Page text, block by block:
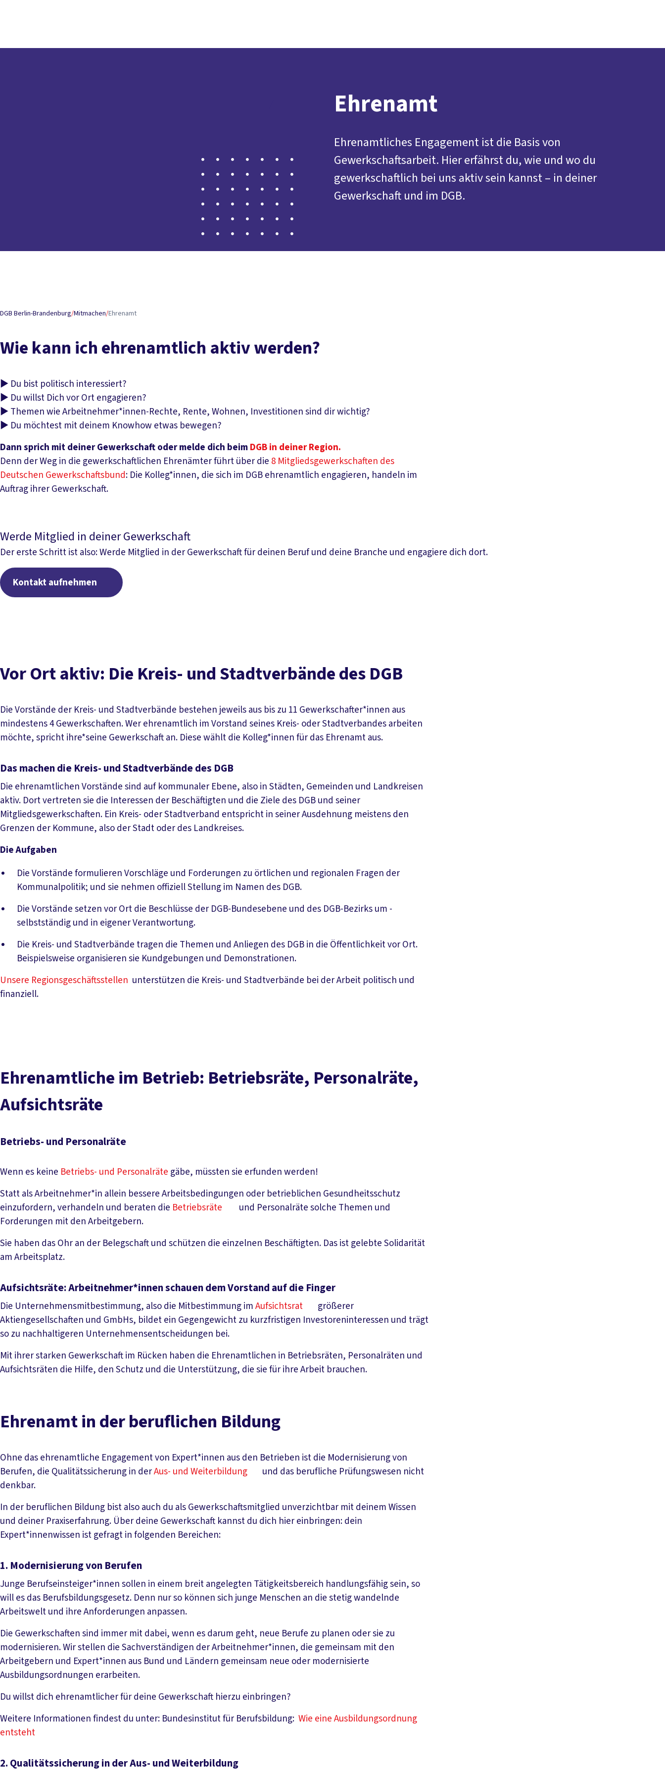
Ehrenamt
Ehrenamtliches Engagement ist die Basis von
Gewerkschaftsarbeit. Hier erfährst du, wie und wo du
gewerkschaftlich bei uns aktiv sein kannst – in deiner
Gewerkschaft und im DGB.
DGB Berlin-Brandenburg/Mitmachen/Ehrenamt
Wie kann ich ehrenamtlich aktiv werden?
► Du bist politisch interessiert?
► Du willst Dich vor Ort engagieren?
► Themen wie Arbeitnehmer*innen-Rechte, Rente, Wohnen, Investitionen sind dir wichtig?
► Du möchtest mit deinem Knowhow etwas bewegen?
Dann sprich mit deiner Gewerkschaft oder melde dich beimDGB in deiner Region.
Denn der Weg in die gewerkschaftlichen Ehrenämter führt über die 8 Mitgliedsgewerkschaften des
Deutschen Gewerkschaftsbund: Die Kolleg*innen, die sich im DGB ehrenamtlich engagieren, handeln im
Auftrag ihrer Gewerkschaft.
Werde Mitglied in deiner Gewerkschaft
Der erste Schritt ist also: Werde Mitglied in der Gewerkschaft für deinen Beruf und deine Branche und engagiere dich dort.
Kontakt aufnehmen
Vor Ort aktiv: Die Kreis- und Stadtverbände des DGB
Die Vorstände der Kreis- und Stadtverbände bestehen jeweils aus bis zu 11 Gewerkschafter*innen aus
mindestens 4 Gewerkschaften. Wer ehrenamtlich im Vorstand seines Kreis- oder Stadtverbandes arbeiten
möchte, spricht ihre*seine Gewerkschaft an. Diese wählt die Kolleg*innen für das Ehrenamt aus.
Das machen die Kreis- und Stadtverbände des DGB
Die ehrenamtlichen Vorstände sind auf kommunaler Ebene, also in Städten, Gemeinden und Landkreisen
aktiv. Dort vertreten sie die Interessen der Beschäftigten und die Ziele des DGB und seiner
Mitgliedsgewerkschaften. Ein Kreis- oder Stadtverband entspricht in seiner Ausdehnung meistens den
Grenzen der Kommune, also der Stadt oder des Landkreises.
Die Aufgaben
Die Vorstände formulieren Vorschläge und Forderungen zu örtlichen und regionalen Fragen der
Kommunalpolitik; und sie nehmen offiziell Stellung im Namen des DGB.
Die Vorstände setzen vor Ort die Beschlüsse der DGB-Bundesebene und des DGB-Bezirks um -
selbstständig und in eigener Verantwortung.
Die Kreis- und Stadtverbände tragen die Themen und Anliegen des DGB in die Öffentlichkeit vor Ort.
Beispielsweise organisieren sie Kundgebungen und Demonstrationen.
Unsere Regionsgeschäftsstellen unterstützen die Kreis- und Stadtverbände bei der Arbeit politisch und
finanziell.
Ehrenamtliche im Betrieb: Betriebsräte, Personalräte,
Aufsichtsräte
Betriebs- und Personalräte
Wenn es keine Betriebs- und Personalräte gäbe, müssten sie erfunden werden!
Statt als Arbeitnehmer*in allein bessere Arbeitsbedingungen oder betrieblichen Gesundheitsschutz
einzufordern, verhandeln und beraten die Betriebsräte
und Personalräte solche Themen und
Forderungen mit den Arbeitgebern.
Sie haben das Ohr an der Belegschaft und schützen die einzelnen Beschäftigten. Das ist gelebte Solidarität
am Arbeitsplatz.
Aufsichtsräte: Arbeitnehmer*innen schauen dem Vorstand auf die Finger
Die Unternehmensmitbestimmung, also die Mitbestimmung imAufsichtsrat
größerer
Aktiengesellschaften und GmbHs, bildet ein Gegengewicht zu kurzfristigen Investoreninteressen und trägt
so zu nachhaltigeren Unternehmensentscheidungen bei.
Mit ihrer starken Gewerkschaft im Rücken haben die Ehrenamtlichen in Betriebsräten, Personalräten und
Aufsichtsräten die Hilfe, den Schutz und die Unterstützung, die sie für ihre Arbeit brauchen.
Ehrenamt in der beruflichen Bildung
Ohne das ehrenamtliche Engagement von Expert*innen aus den Betrieben ist die Modernisierung von
Berufen, die Qualitätssicherung in derAus- und Weiterbildung
und das berufliche Prüfungswesen nicht
denkbar.
In der beruflichen Bildung bist also auch du als Gewerkschaftsmitglied unverzichtbar mit deinem Wissen
und deiner Praxiserfahrung. Über deine Gewerkschaft kannst du dich hier einbringen: dein
Expert*innenwissen ist gefragt in folgenden Bereichen:
1. Modernisierung von Berufen
Junge Berufseinsteiger*innen sollen in einem breit angelegten Tätigkeitsbereich handlungsfähig sein, so
will es das Berufsbildungsgesetz. Denn nur so können sich junge Menschen an die stetig wandelnde
Arbeitswelt und ihre Anforderungen anpassen.
Die Gewerkschaften sind immer mit dabei, wenn es darum geht, neue Berufe zu planen oder sie zu
modernisieren. Wir stellen die Sachverständigen der Arbeitnehmer*innen, die gemeinsam mit den
Arbeitgebern und Expert*innen aus Bund und Ländern gemeinsam neue oder modernisierte
Ausbildungsordnungen erarbeiten.
Du willst dich ehrenamtlicher für deine Gewerkschaft hierzu einbringen?
Weitere Informationen findest du unter: Bundesinstitut für Berufsbildung: Wie eine Ausbildungsordnung
entsteht
2. Qualitätssicherung in der Aus- und Weiterbildung